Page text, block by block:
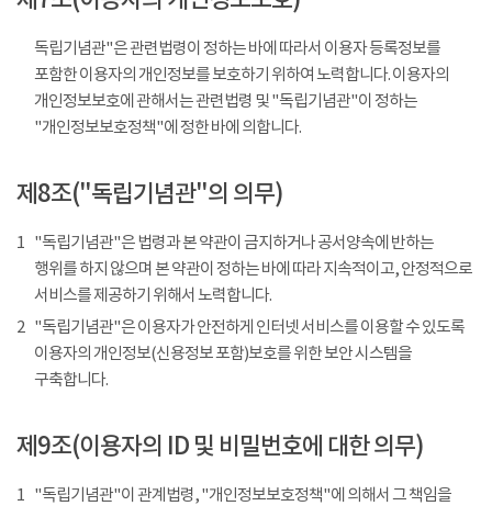
독립기념관"은 관련법령이 정하는 바에 따라서 이용자 등록정보를
포함한 이용자의 개인정보를 보호하기 위하여 노력합니다. 이용자의
개인정보보호에 관해서는 관련법령 및 "독립기념관"이 정하는
"개인정보보호정책"에 정한 바에 의합니다.
제8조("독립기념관"의 의무)
1 "독립기념관"은 법령과 본 약관이 금지하거나 공서양속에 반하는
행위를 하지 않으며 본 약관이 정하는 바에 따라 지속적이고, 안정적으로
서비스를 제공하기 위해서 노력합니다.
2 "독립기념관"은 이용자가 안전하게 인터넷 서비스를 이용할 수 있도록
이용자의 개인정보(신용정보 포함)보호를 위한 보안 시스템을
구축합니다.
제9조(이용자의 ID 및 비밀번호에 대한 의무)
1 "독립기념관"이 관계법령, "개인정보보호정책"에 의해서 그 책임을